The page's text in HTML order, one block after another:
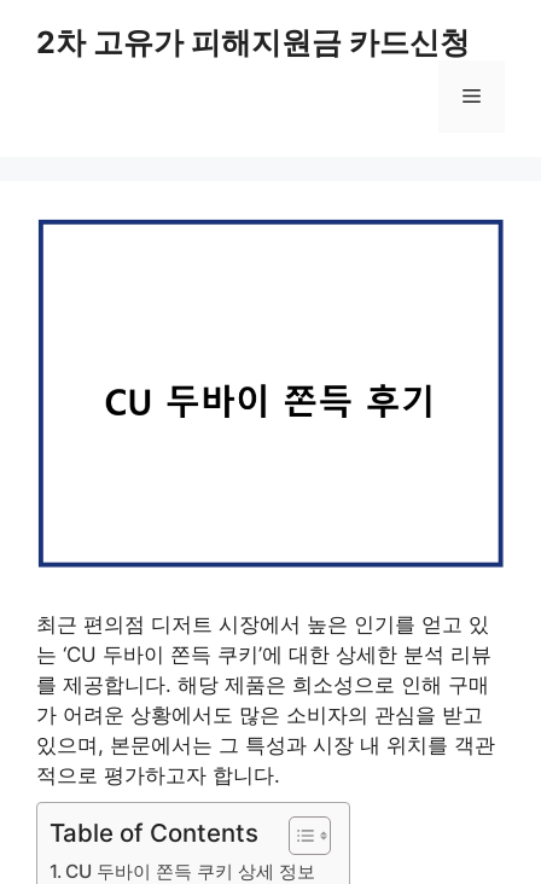
2차 고유가 피해지원금 카드신청
메
최근 편의점 디저트 시장에서 높은 인기를 얻고 있
는 ‘CU 두바이 쫀득 쿠키’에 대한 상세한 분석 리뷰
를 제공합니다. 해당 제품은 희소성으로 인해 구매
가 어려운 상황에서도 많은 소비자의 관심을 받고
있으며, 본문에서는 그 특성과 시장 내 위치를 객관
적으로 평가하고자 합니다.
Table of Contents
CU 두바이 쫀득 쿠키 상세 정보